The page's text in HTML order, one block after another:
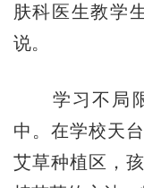
肤科医生教学
说。
学习不局限
中。在学校天
艾草种植区，